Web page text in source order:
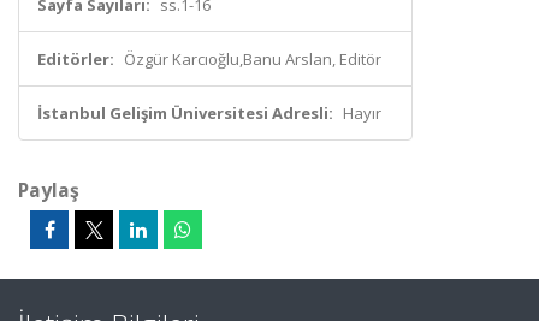
Sayfa Sayıları: ss.1-16
Editörler: Özgür Karcıoğlu,Banu Arslan, Editör
İstanbul Gelişim Üniversitesi Adresli: Hayır
Paylaş